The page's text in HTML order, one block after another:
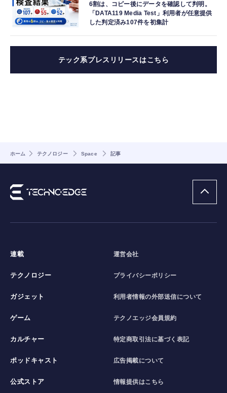
6割は、コピー後にデータを確認して判明。
「DATA119 Media Test」利用者が任意提供
した判定済み107件を初集計
テック系プレスリリースはこちら
ホーム テクノロジー Space 記事
連載
テクノロジー
ガジェット
ゲーム
カルチャー
ポッドキャスト
公式ストア
運営会社
プライバシーポリシー
利用者情報の外部送信について
テクノエッジ会員規約
特定商取引法に基づく表記
広告掲載について
情報提供はこちら